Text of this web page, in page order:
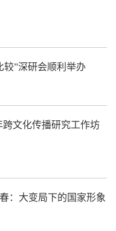
较”深研会顺利举办
跨文化传播研究工作坊
：大变局下的国家形象